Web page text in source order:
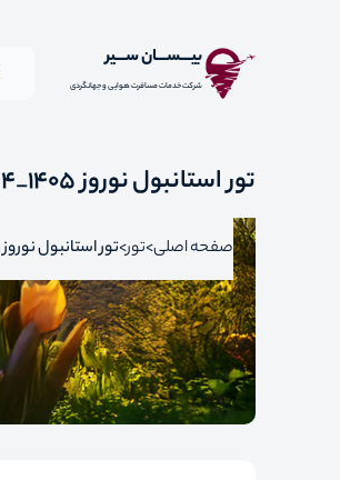
بیـــســـان ســـیر
شرکت خدمات مسافرت هوایی و جهانگردی
تور استانبول نوروز 1405_4 شب _(قشم ایر)
صفحه اصلی تور تور استانبول نوروز 1405_4 شب _(قشم ایر)